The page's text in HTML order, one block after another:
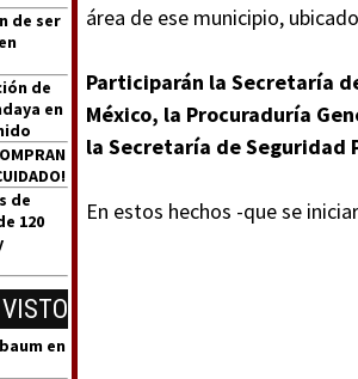
de ser
de
en
de
120
en
área de ese municipio,
Participarán la Secretaría
México, la Procuraduría
la Secretaría de Seguridad
En estos hechos -que se